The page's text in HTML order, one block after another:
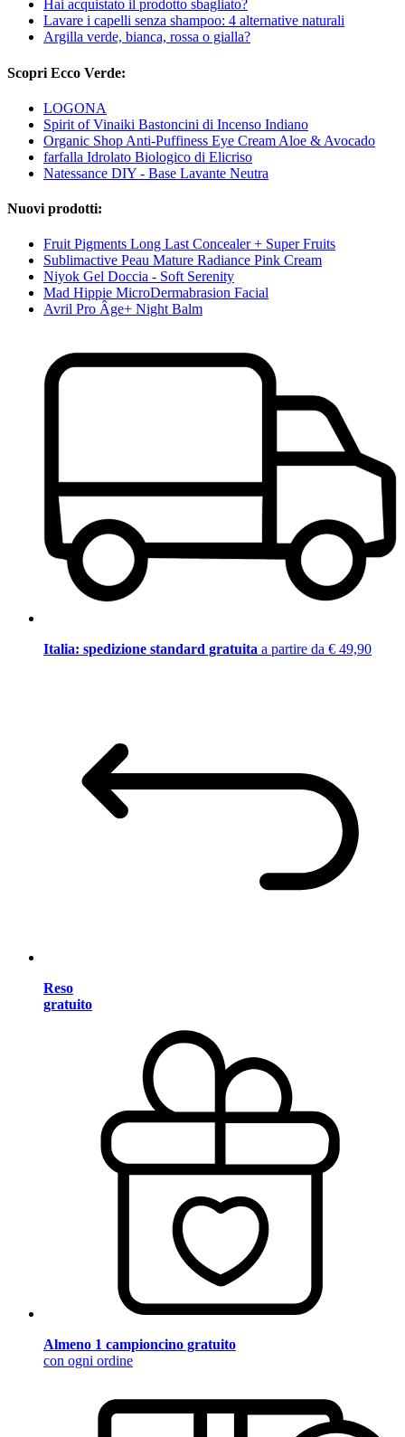
Hai acquistato il prodotto sbagliato?
Lavare i capelli senza shampoo: 4 alternative naturali
Argilla verde, bianca, rossa o gialla?
Scopri Ecco Verde:
LOGONA
Spirit of Vinaiki Bastoncini di Incenso Indiano
Organic Shop Anti-Puffiness Eye Cream Aloe & Avocado
farfalla Idrolato Biologico di Elicriso
Natessance DIY - Base Lavante Neutra
Nuovi prodotti:
Fruit Pigments Long Last Concealer + Super Fruits
Sublimactive Peau Mature Radiance Pink Cream
Niyok Gel Doccia - Soft Serenity
Mad Hippie MicroDermabrasion Facial
Avril Pro Âge+ Night Balm
Italia: spedizione standard gratuita a partire da € 49,90
Reso
gratuito
Almeno 1 campioncino gratuito
con ogni ordine